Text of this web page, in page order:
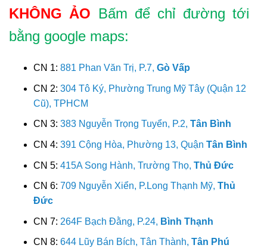
KHÔNG ẢO Bấm để chỉ đường tới
bằng google maps:
CN 1: 881 Phan Văn Trị, P.7, Gò Vấp
CN 2: 304 Tô Ký, Phường Trung Mỹ Tây (Quận 12
Cũ), TPHCM
CN 3: 383 Nguyễn Trọng Tuyển, P.2, Tân Bình
CN 4: 391 Cộng Hòa, Phường 13, Quận Tân Bình
CN 5: 415A Song Hành, Trường Thọ, Thủ Đức
CN 6: 709 Nguyễn Xiển, P.Long Thạnh Mỹ, Thủ
Đức
CN 7: 264F Bạch Đằng, P.24, Bình Thạnh
CN 8: 644 Lũy Bán Bích, Tân Thành, Tân Phú